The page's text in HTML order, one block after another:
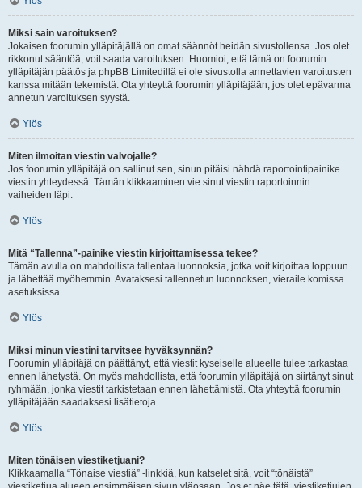
Miksi sain varoituksen?
Jokaisen foorumin ylläpitäjällä on omat säännöt heidän sivustollensa. Jos olet
rikkonut sääntöä, voit saada varoituksen. Huomioi, että tämä on foorumin
ylläpitäjän päätös ja phpBB Limitedillä ei ole sivustolla annettavien varoitusten
kanssa mitään tekemistä. Ota yhteyttä foorumin ylläpitäjään, jos olet epävarma
annetun varoituksen syystä.
Ylös
Miten ilmoitan viestin valvojalle?
Jos foorumin ylläpitäjä on sallinut sen, sinun pitäisi nähdä raportointipainike
viestin yhteydessä. Tämän klikkaaminen vie sinut viestin raportoinnin
vaiheiden läpi.
Ylös
Mitä “Tallenna”-painike viestin kirjoittamisessa tekee?
Tämän avulla on mahdollista tallentaa luonnoksia, jotka voit kirjoittaa loppuun
ja lähettää myöhemmin. Avataksesi tallennetun luonnoksen, vieraile komissa
asetuksissa.
Ylös
Miksi minun viestini tarvitsee hyväksynnän?
Foorumin ylläpitäjä on päättänyt, että viestit kyseiselle alueelle tulee tarkastaa
ennen lähetystä. On myös mahdollista, että foorumin ylläpitäjä on siirtänyt sinut
ryhmään, jonka viestit tarkistetaan ennen lähettämistä. Ota yhteyttä foorumin
ylläpitäjään saadaksesi lisätietoja.
Ylös
Miten tönäisen viestiketjuani?
Klikkaamalla “Tönaise viestiä” -linkkiä, kun katselet sitä, voit “tönäistä”